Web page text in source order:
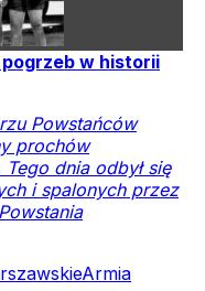
w historii
Powstańców
prochów
dnia odbył się
i spalonych przez
Armia